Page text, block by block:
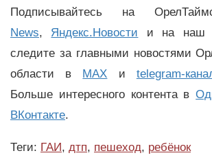
Подписывайтесь на
News, Яндекс.Новости и на наш
следите за главными новостями
области в MAX и telegram-
Больше интересного контента в
ВКонтакте.
Теги: ГАИ, дтп, пешеход, ребёнок